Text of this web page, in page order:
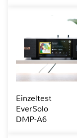
Einzeltest
EverSolo
DMP-A6